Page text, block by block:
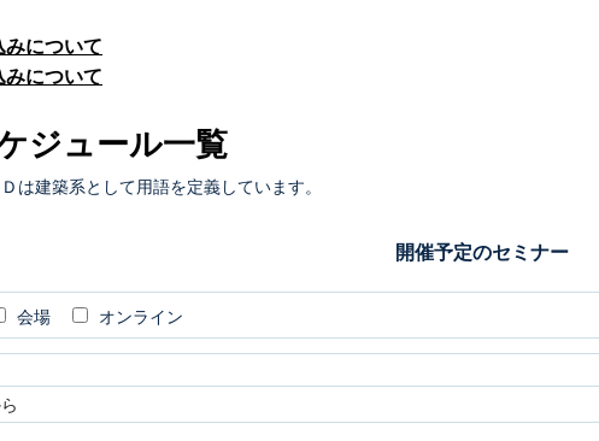
について
について
ジュール一覧
建築系として用語を定義しています。
開催予定のセミナー
会場 オンライン